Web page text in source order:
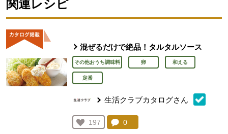
関連レシピ
混ぜるだけで絶品！タルタルソース
その他おうち調味料 卵 和える
定番
生活クラブカタログさん
お気に入り登録：
197
人が登録
コメント：
0